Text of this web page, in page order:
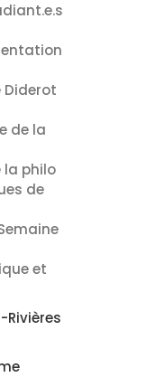
Diderot
de la
la philo
de
et
Rivières